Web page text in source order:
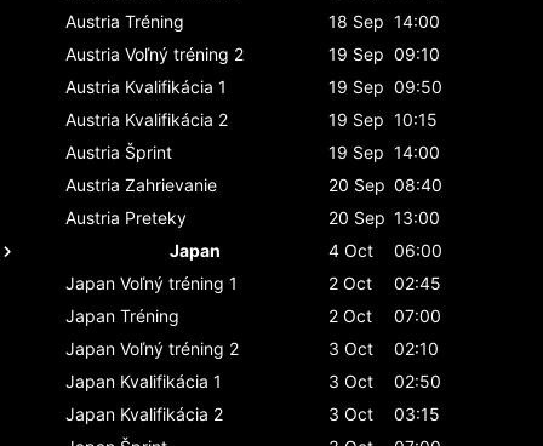
Austria Tréning 18 Sep 14:00
Austria Voľný tréning 2 19 Sep 09:10
Austria Kvalifikácia 1 19 Sep 09:50
Austria Kvalifikácia 2 19 Sep 10:15
Austria Šprint 19 Sep 14:00
Austria Zahrievanie 20 Sep 08:40
Austria Preteky 20 Sep 13:00
Japan
4 Oct
06:00
Japan Voľný tréning 1 2 Oct
02:45
Japan Tréning 2 Oct
07:00
Japan Voľný tréning 2 3 Oct
02:10
Japan Kvalifikácia 1 3 Oct
02:50
Japan Kvalifikácia 2 3 Oct
03:15